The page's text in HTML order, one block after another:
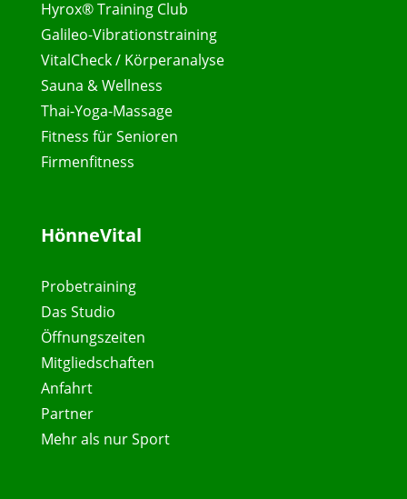
Hyrox® Training Club
Galileo-Vibrationstraining
VitalCheck / Körperanalyse
Sauna & Wellness
Thai-Yoga-Massage
Fitness für Senioren
Firmenfitness
HönneVital
Probetraining
Das Studio
Öffnungszeiten
Mitgliedschaften
Anfahrt
Partner
Mehr als nur Sport